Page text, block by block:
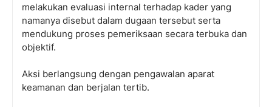
melakukan evaluasi internal terhadap kader yang
namanya disebut dalam dugaan tersebut serta
mendukung proses pemeriksaan secara terbuka dan
objektif.
Aksi berlangsung dengan pengawalan aparat
keamanan dan berjalan tertib.